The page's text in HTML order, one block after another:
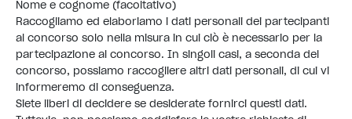
Nome e cognome (facoltativo)
Raccogliamo ed elaboriamo i dati personali dei partecipanti
al concorso solo nella misura in cui ciò è necessario per la
partecipazione al concorso. In singoli casi, a seconda del
concorso, possiamo raccogliere altri dati personali, di cui vi
informeremo di conseguenza.
Siete liberi di decidere se desiderate fornirci questi dati.